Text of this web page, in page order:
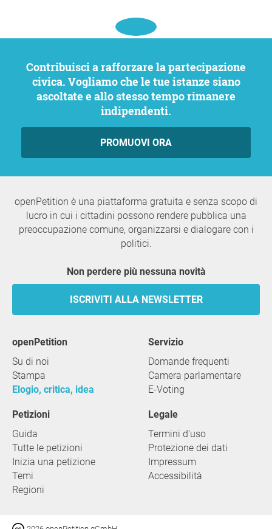
Contribuisci a rafforzare la partecipazione
civica. Vogliamo che le tue istanze siano
ascoltate e allo stesso tempo rimanere
indipendenti.
PROMUOVI ORA
openPetition è una piattaforma gratuita e senza scopo di
lucro in cui i cittadini possono rendere pubblica una
preoccupazione comune, organizzarsi e dialogare con i
politici.
Non perdere più nessuna novità
ISCRIVITI ALLA NEWSLETTER
openPetition
Su di noi
Stampa
Elogio, critica, idea
servizio
Domande frequenti
Camera parlamentare
E-Voting
Petizioni
Guida
Tutte le petizioni
Inizia una petizione
Temi
Regioni
Legale
Termini d'uso
Protezione dei dati
Impressum
Accessibilità